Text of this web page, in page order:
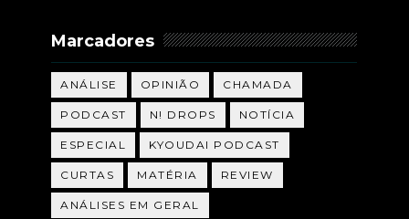
Marcadores
ANÁLISE OPINIÃO CHAMADA
PODCAST N! DROPS NOTÍCIA
ESPECIAL KYOUDAI PODCAST
CURTAS MATÉRIA REVIEW
ANÁLISES EM GERAL